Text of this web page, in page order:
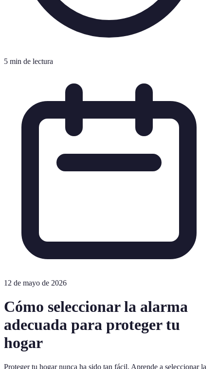
5 min de lectura
12 de mayo de 2026
Cómo seleccionar la alarma
adecuada para proteger tu
hogar
Proteger tu hogar nunca ha sido tan fácil. Aprende a seleccionar la